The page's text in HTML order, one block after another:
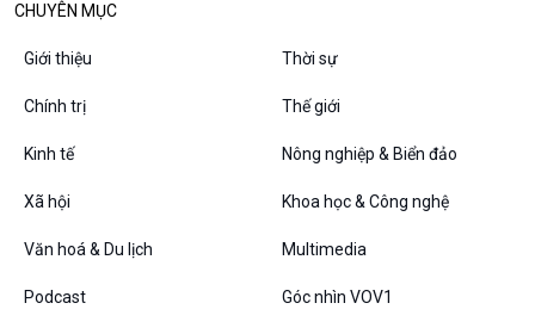
VOV1 đặc biệt
Thanh âm ký sự
Các chương trình đặc biệt
CHUYÊN MỤC
Giới thiệu Thời sự
Chính trị Thế giới
Kinh tế Nông nghiệp & Biển đảo
Xã hội Khoa học & Công nghệ
Văn hoá & Du lịch Multimedia
Podcast Góc nhìn VOV1